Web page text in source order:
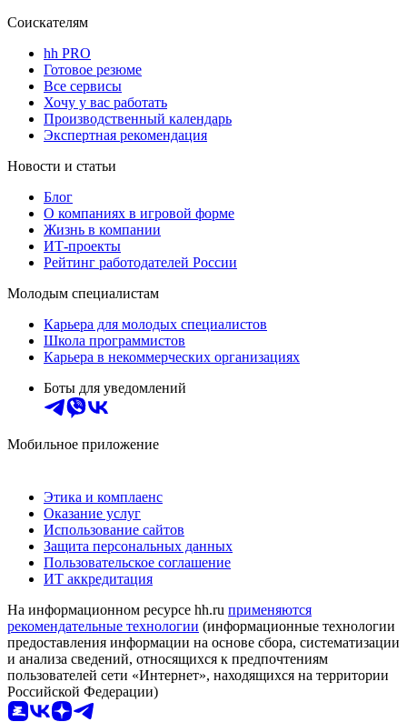
Соискателям
hh PRO
Готовое резюме
Все сервисы
Хочу у вас работать
Производственный календарь
Экспертная рекомендация
Новости и статьи
Блог
О компаниях в игровой форме
Жизнь в компании
ИТ-проекты
Рейтинг работодателей России
Молодым специалистам
Карьера для молодых специалистов
Школа программистов
Карьера в некоммерческих организациях
Боты для уведомлений
Мобильное приложение
Этика и комплаенс
Оказание услуг
Использование сайтов
Защита персональных данных
Пользовательское соглашение
ИТ аккредитация
На информационном ресурсе hh.ru применяются
рекомендательные технологии (информационные технологии
предоставления информации на основе сбора, систематизации
и анализа сведений, относящихся к предпочтениям
пользователей сети «Интернет», находящихся на территории
Российской Федерации)